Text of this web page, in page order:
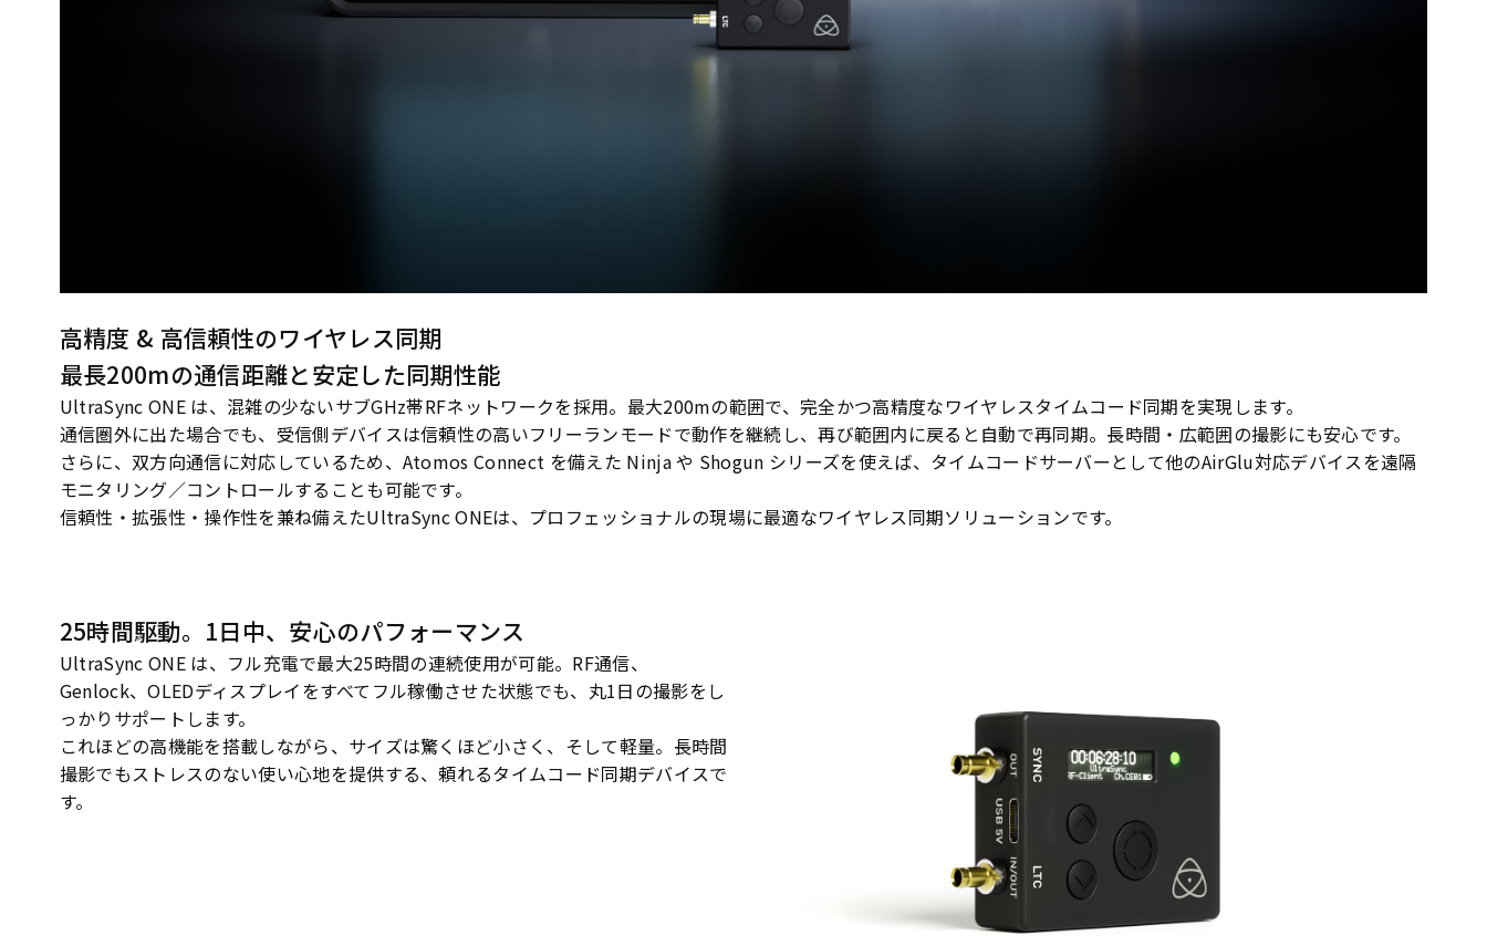
高精度 & 高信頼性のワイヤレス同期
最長200mの通信距離と安定した同期性能
UltraSync ONE は、混雑の少ないサブGHz帯RFネットワークを採用。最大200mの範囲で、完全かつ高精度なワイヤレスタイムコード同期を実現します。
通信圏外に出た場合でも、受信側デバイスは信頼性の高いフリーランモードで動作を継続し、再び範囲内に戻ると自動で再同期。長時間・広範囲の撮影にも安心です。
さらに、双方向通信に対応しているため、Atomos Connect を備えた Ninja や Shogun シリーズを使えば、タイムコードサーバーとして他のAirGlu対応デバイスを遠隔
モニタリング／コントロールすることも可能です。
信頼性・拡張性・操作性を兼ね備えたUltraSync ONEは、プロフェッショナルの現場に最適なワイヤレス同期ソリューションです。
25時間駆動。1日中、安心のパフォーマンス
UltraSync ONE は、フル充電で最大25時間の連続使用が可能。RF通信、
Genlock、OLEDディスプレイをすべてフル稼働させた状態でも、丸1日の撮影をし
っかりサポートします。
これほどの高機能を搭載しながら、サイズは驚くほど小さく、そして軽量。長時間
撮影でもストレスのない使い心地を提供する、頼れるタイムコード同期デバイスで
す。